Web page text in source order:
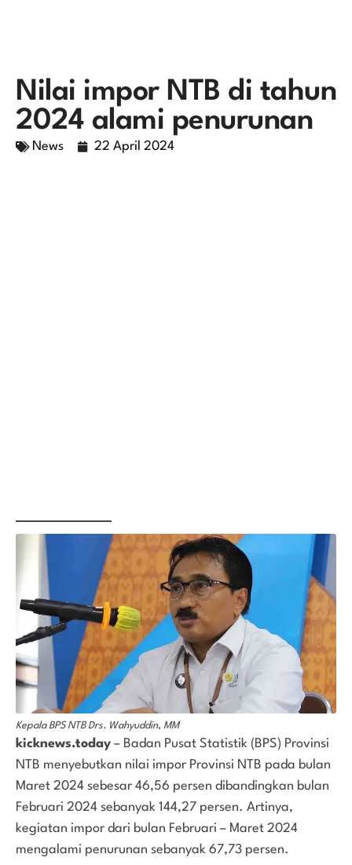
Nilai impor NTB di tahun
2024 alami penurunan
News 22 April 2024
Kepala BPS NTB Drs. Wahyuddin, MM
kicknews.today – Badan Pusat Statistik (BPS) Provinsi
NTB menyebutkan nilai impor Provinsi NTB pada bulan
Maret 2024 sebesar 46,56 persen dibandingkan bulan
Februari 2024 sebanyak 144,27 persen. Artinya,
kegiatan impor dari bulan Februari – Maret 2024
mengalami penurunan sebanyak 67,73 persen.